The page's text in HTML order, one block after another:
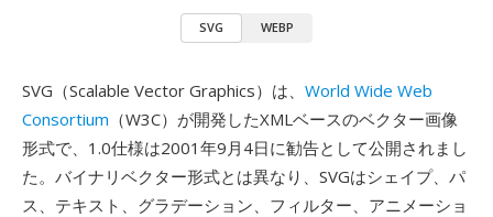
SVG WEBP
SVG（Scalable Vector Graphics）は、 World Wide Web
Consortium （W3C）が開発したXMLベースのベクター画像
形式で、1.0仕様は2001年9月4日に勧告として公開されまし
た。バイナリベクター形式とは異なり、SVGはシェイプ、パ
ス、テキスト、グラデーション、フィルター、アニメーショ